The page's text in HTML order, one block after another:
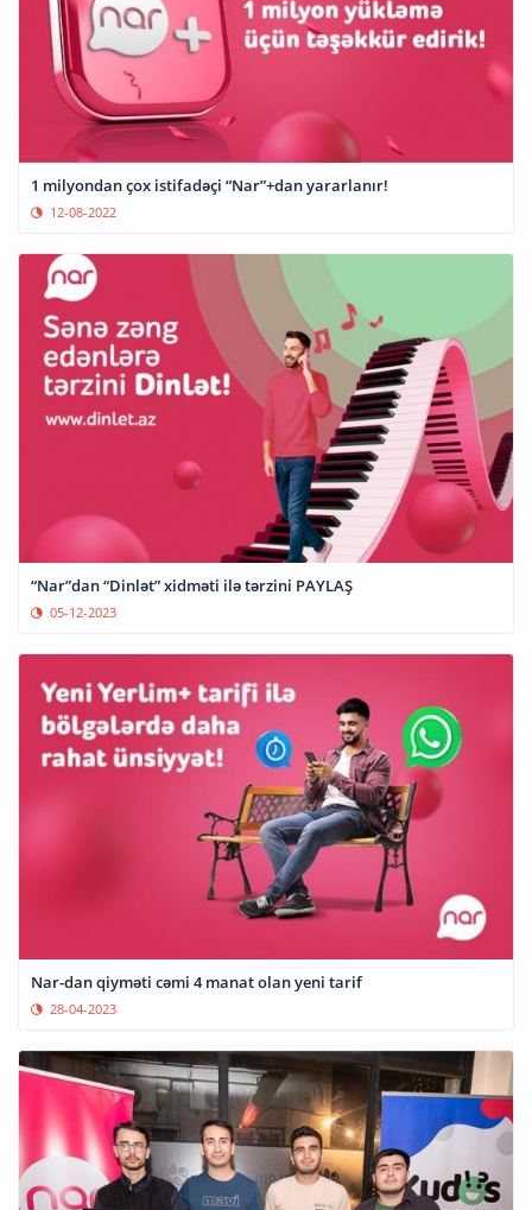
12-08-2022
“Nar”dan “Dinlət” xidməti ilə tərzini PAYLAŞ
05-12-2023
Nar-dan qiyməti cəmi 4 manat olan yeni tarif
28-04-2023